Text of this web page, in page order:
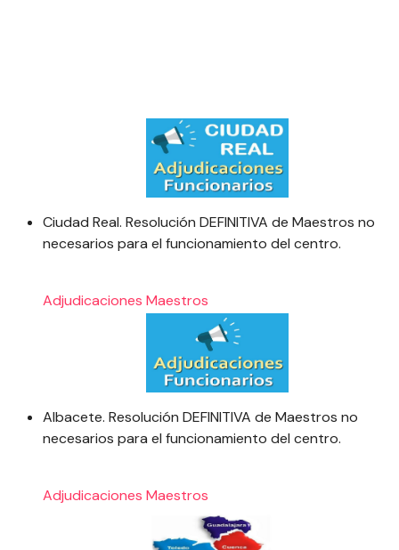
Ciudad Real. Resolución DEFINITIVA de Maestros no
necesarios para el funcionamiento del centro.
Adjudicaciones Maestros
Albacete. Resolución DEFINITIVA de Maestros no
necesarios para el funcionamiento del centro.
Adjudicaciones Maestros